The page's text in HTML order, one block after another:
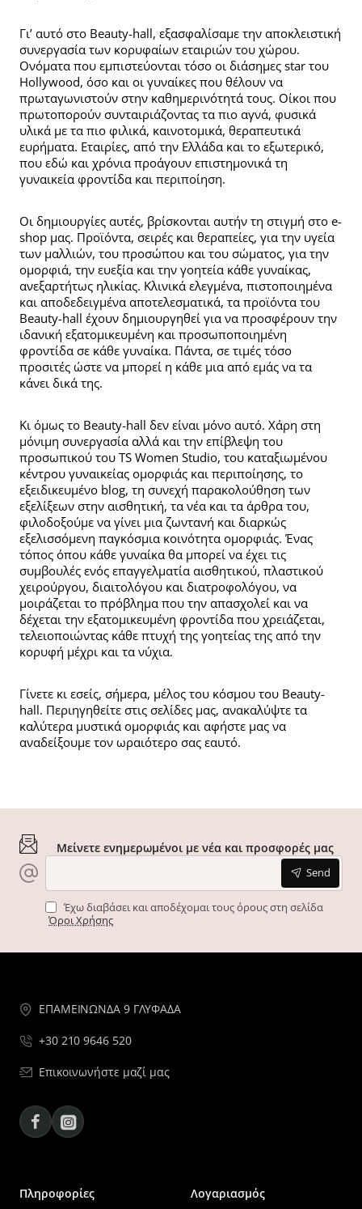
Γι’ αυτό στο Beauty-hall, εξασφαλίσαμε την αποκλειστική
συνεργασία των κορυφαίων εταιριών του χώρου.
Ονόματα που εμπιστεύονται τόσο οι διάσημες star του
Hollywood, όσο και οι γυναίκες που θέλουν να
πρωταγωνιστούν στην καθημερινότητά τους. Οίκοι που
πρωτοπορούν συνταιριάζοντας τα πιο αγνά, φυσικά
υλικά με τα πιο φιλικά, καινοτομικά, θεραπευτικά
ευρήματα. Εταιρίες, από την Ελλάδα και το εξωτερικό,
που εδώ και χρόνια προάγουν επιστημονικά τη
γυναικεία φροντίδα και περιποίηση.
Οι δημιουργίες αυτές, βρίσκονται αυτήν τη στιγμή στο e-
shop μας. Προϊόντα, σειρές και θεραπείες, για την υγεία
των μαλλιών, του προσώπου και του σώματος, για την
ομορφιά, την ευεξία και την γοητεία κάθε γυναίκας,
ανεξαρτήτως ηλικίας. Κλινικά ελεγμένα, πιστοποιημένα
και αποδεδειγμένα αποτελεσματικά, τα προϊόντα του
Beauty-hall έχουν δημιουργηθεί για να προσφέρουν την
ιδανική εξατομικευμένη και προσωποποιημένη
φροντίδα σε κάθε γυναίκα. Πάντα, σε τιμές τόσο
προσιτές ώστε να μπορεί η κάθε μια από εμάς να τα
κάνει δικά της.
Κι όμως το Beauty-hall δεν είναι μόνο αυτό. Χάρη στη
μόνιμη συνεργασία αλλά και την επίβλεψη του
προσωπικού του TS Women Studio, του καταξιωμένου
κέντρου γυναικείας ομορφιάς και περιποίησης, το
εξειδικευμένο blog, τη συνεχή παρακολούθηση των
εξελίξεων στην αισθητική, τα νέα και τα άρθρα του,
φιλοδοξούμε να γίνει μια ζωντανή και διαρκώς
εξελισσόμενη παγκόσμια κοινότητα ομορφιάς. Ένας
τόπος όπου κάθε γυναίκα θα μπορεί να έχει τις
συμβουλές ενός επαγγελματία αισθητικού, πλαστικού
χειρούργου, διαιτολόγου και διατροφολόγου, να
μοιράζεται το πρόβλημα που την απασχολεί και να
δέχεται την εξατομικευμένη φροντίδα που χρειάζεται,
τελειοποιώντας κάθε πτυχή της γοητείας της από την
κορυφή μέχρι και τα νύχια.
Γίνετε κι εσείς, σήμερα, μέλος του κόσμου του Beauty-
hall. Περιηγηθείτε στις σελίδες μας, ανακαλύψτε τα
καλύτερα μυστικά ομορφιάς και αφήστε μας να
αναδείξουμε τον ωραιότερο σας εαυτό.
Μείνετε ενημερωμένοι με νέα και προσφορές μας
Send
Έχω διαβάσει και αποδέχομαι τους όρους στη σελίδα
Όροι Χρήσης
ΕΠΑΜΕΙΝΩΝΔΑ 9 ΓΛΥΦΑΔΑ
+30 210 9646 520
Επικοινωνήστε μαζί μας
FacebookInstagram
Πληροφορίες Λογαριασμός